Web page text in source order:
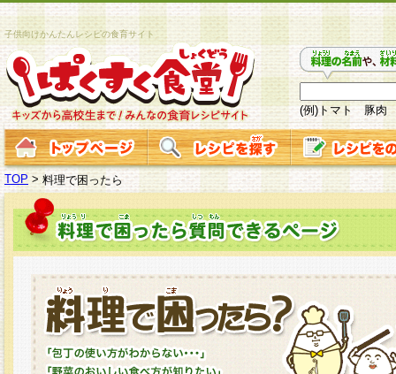
子供向けかんたんレシピの食育サイト
(例)トマト 豚肉
TOP >料理で困ったら